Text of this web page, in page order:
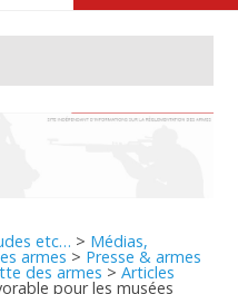
etc… > Médias,
armes > Presse & armes
des armes >Articles
pour les musées